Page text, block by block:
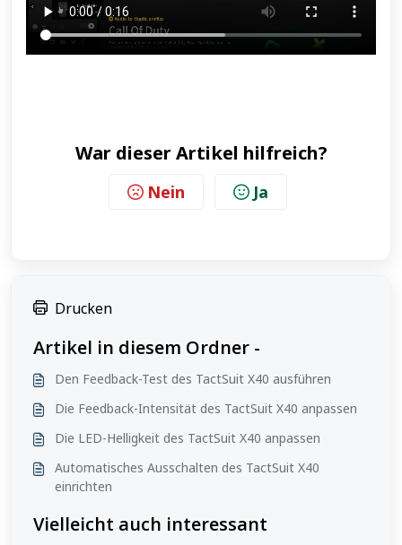
War dieser Artikel hilfreich?
Nein Ja
Drucken
Artikel in diesem Ordner -
Den Feedback-Test des TactSuit X40 ausführen
Die Feedback-Intensität des TactSuit X40 anpassen
Die LED-Helligkeit des TactSuit X40 anpassen
Automatisches Ausschalten des TactSuit X40
einrichten
Vielleicht auch interessant